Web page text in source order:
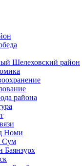
Шелеховский район
района
Номи
Сум
Баянзурх